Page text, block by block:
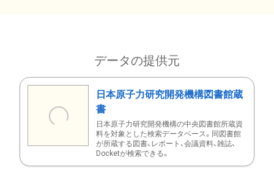
データの提供元
日本原子力研究開発機構図書館蔵
書
日本原子力研究開発機構の中央図書館所蔵資
料を対象とした検索データベース。同図書館
が所蔵する図書、レポート、会議資料、雑誌、
Docketが検索できる。